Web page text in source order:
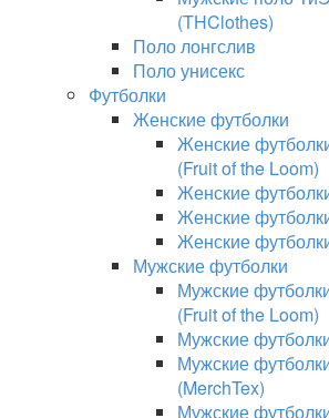
(THClothes)
Поло лонгслив
Поло унисекс
Футболки
Женские футболки
Женские
(Fruit of the Loom)
Женские
Женские
Женские
Мужские футболки
Мужские
(Fruit of the Loom)
Мужские
Мужские
(MerchTex)
Мужские